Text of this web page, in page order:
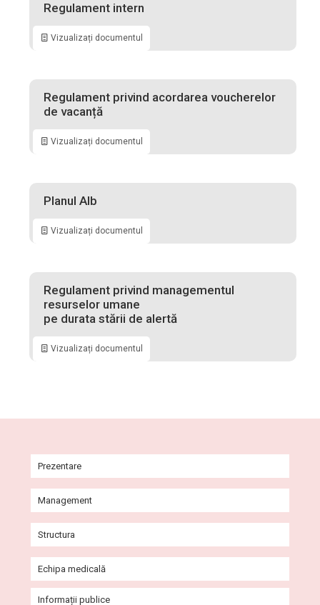
Regulament intern
Vizualizați documentul
Regulament privind acordarea voucherelor
de vacanță
Vizualizați documentul
Planul Alb
Vizualizați documentul
Regulament privind managementul
resurselor umane
pe durata stării de alertă
Vizualizați documentul
Prezentare
Misiune și viziune
Agenda conducerii
Galerie imagini
Programe
Management
Consiliul de Administrație
Consiliul de Etică
Structura
Cabinete Ambulatoriu
Secții
Echipa medicală
Informații publice